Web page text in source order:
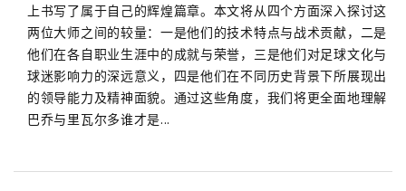
上书写了属于自己的辉煌篇章。本文将从四个方面深入探讨这
两位大师之间的较量：一是他们的技术特点与战术贡献，二是
他们在各自职业生涯中的成就与荣誉，三是他们对足球文化与
球迷影响力的深远意义，四是他们在不同历史背景下所展现出
的领导能力及精神面貌。通过这些角度，我们将更全面地理解
巴乔与里瓦尔多谁才是...